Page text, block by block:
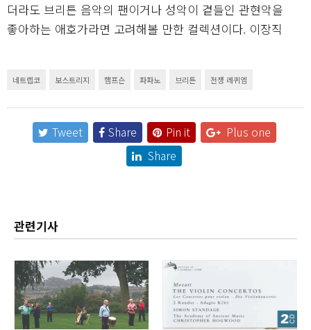
더라도 브리튼 음악의 팬이거나 성악이 곁들인 관현악을
좋아하는 애호가라면 고려해볼 만한 컬렉션이다. 이장직
네트렙코 보스트리지 햄프슨 파파노 브리튼 전쟁 레퀴엠
Tweet Share Pin it
Plus one
Share
관련기사